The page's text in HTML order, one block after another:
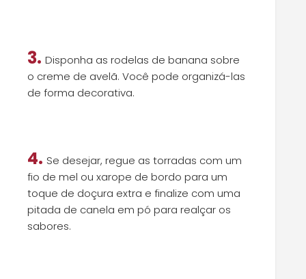
3.Disponha as rodelas de banana sobre
o creme de avelã. Você pode organizá-las
de forma decorativa.
4. Se desejar, regue as torradas com um
fio de mel ou xarope de bordo para um
toque de doçura extra e finalize com uma
pitada de canela em pó para realçar os
sabores.